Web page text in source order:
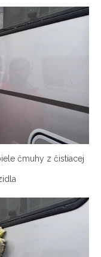
čmuhy z čistiacej